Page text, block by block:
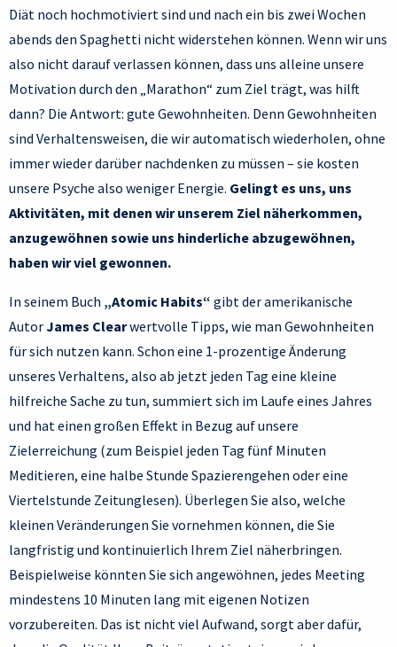
Diät noch hochmotiviert sind und nach ein bis zwei Wochen
abends den Spaghetti nicht widerstehen können. Wenn wir uns
also nicht darauf verlassen können, dass uns alleine unsere
Motivation durch den „Marathon“ zum Ziel trägt, was hilft
dann? Die Antwort: gute Gewohnheiten. Denn Gewohnheiten
sind Verhaltensweisen, die wir automatisch wiederholen, ohne
immer wieder darüber nachdenken zu müssen – sie kosten
unsere Psyche also weniger Energie. Gelingt es uns, uns
Aktivitäten, mit denen wir unserem Ziel näherkommen,
anzugewöhnen sowie uns hinderliche abzugewöhnen,
haben wir viel gewonnen.
In seinem Buch „Atomic Habits“ gibt der amerikanische
AutorJames Clearwertvolle Tipps, wie man Gewohnheiten
für sich nutzen kann. Schon eine 1-prozentige Änderung
unseres Verhaltens, also ab jetzt jeden Tag eine kleine
hilfreiche Sache zu tun, summiert sich im Laufe eines Jahres
und hat einen großen Effekt in Bezug auf unsere
Zielerreichung (zum Beispiel jeden Tag fünf Minuten
Meditieren, eine halbe Stunde Spazierengehen oder eine
Viertelstunde Zeitunglesen). Überlegen Sie also, welche
kleinen Veränderungen Sie vornehmen können, die Sie
langfristig und kontinuierlich Ihrem Ziel näherbringen.
Beispielweise könnten Sie sich angewöhnen, jedes Meeting
mindestens 10 Minuten lang mit eigenen Notizen
vorzubereiten. Das ist nicht viel Aufwand, sorgt aber dafür,